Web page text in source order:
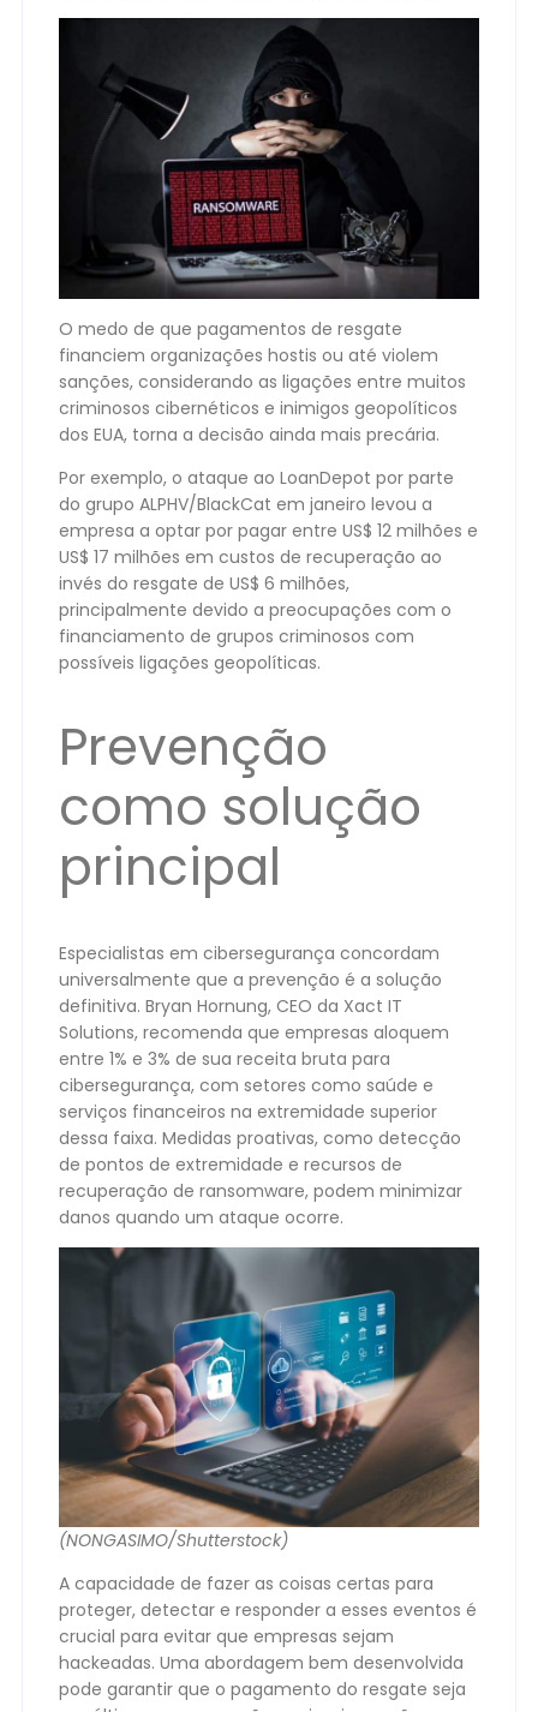
O medo de que pagamentos de resgate
financiem organizações hostis ou até violem
sanções, considerando as ligações entre muitos
criminosos cibernéticos e inimigos geopolíticos
dos EUA, torna a decisão ainda mais precária.
Por exemplo, o ataque ao LoanDepot por parte
do grupo ALPHV/BlackCat em janeiro levou a
empresa a optar por pagar entre US$ 12 milhões e
US$ 17 milhões em custos de recuperação ao
invés do resgate de US$ 6 milhões,
principalmente devido a preocupações com o
financiamento de grupos criminosos com
possíveis ligações geopolíticas.
Prevenção
como solução
principal
Especialistas em cibersegurança concordam
universalmente que a prevenção é a solução
definitiva. Bryan Hornung, CEO da Xact IT
Solutions, recomenda que empresas aloquem
entre 1% e 3% de sua receita bruta para
cibersegurança, com setores como saúde e
serviços financeiros na extremidade superior
dessa faixa. Medidas proativas, como detecção
de pontos de extremidade e recursos de
recuperação de ransomware, podem minimizar
danos quando um ataque ocorre.
(NONGASIMO/Shutterstock)
A capacidade de fazer as coisas certas para
proteger, detectar e responder a esses eventos é
crucial para evitar que empresas sejam
hackeadas. Uma abordagem bem desenvolvida
pode garantir que o pagamento do resgate seja